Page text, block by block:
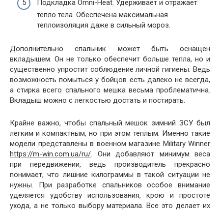
Подкладка Omni-Heat. Удерживает и отражает
тепло тела. Обеспечена максимальная
теплоизоляция даже в сильный мороз.
Дополнительно спальник может быть оснащен
вкладышем. Он не только обеспечит больше тепла, но и
существенно упростит соблюдение личной гигиены. Ведь
возможность помыться у бойцов есть далеко не всегда,
а стирка всего спального мешка весьма проблематична.
Вкладыш можно с легкостью достать и постирать.
Крайне важно, чтобы спальный мешок зимний ЗСУ был
легким и компактным, но при этом теплым. Именно такие
модели представлены в военном магазине Military Winner
https://m-win.com.ua/ru/. Они добавляют минимум веса
при передвижении, ведь производитель прекрасно
понимает, что лишние килограммы в такой ситуации не
нужны. При разработке спальников особое внимание
уделяется удобству использования, крою и простоте
ухода, а не только выбору материала. Все это делает их